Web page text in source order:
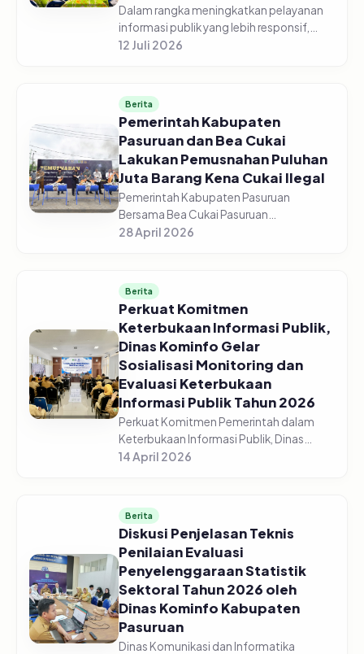
Dalam rangka meningkatkan pelayanan
informasi publik yang lebih responsif,
Pemerintah Kabupaten Pasuruan melalui
12 Juli 2026
Berita
Pemerintah Kabupaten
Pasuruan dan Bea Cukai
Lakukan Pemusnahan Puluhan
Juta Barang Kena Cukai Ilegal
Pemerintah Kabupaten Pasuruan
Bersama Bea Cukai Pasuruan
melaksanakan pemusnahan jutaan
27/04/2026. Pemusn...
28 April 2026
Berita
Perkuat Komitmen
Keterbukaan Informasi Publik,
Dinas Kominfo Gelar
Sosialisasi Monitoring dan
Evaluasi Keterbukaan
Informasi Publik Tahun 2026
Perkuat Komitmen Pemerintah dalam
Keterbukaan Informasi Publik, Dinas
Komunikasi dan Informatika Kabupaten
14 April 2026
Berita
Diskusi Penjelasan Teknis
Penilaian Evaluasi
Penyelenggaraan Statistik
Sektoral Tahun 2026 oleh
Dinas Kominfo Kabupaten
Pasuruan
Dinas Komunikasi dan Informatika